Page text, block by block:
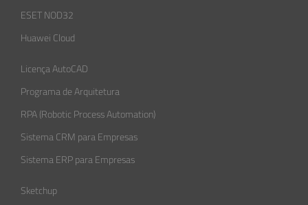
ESET NOD32
Huawei Cloud
Licença AutoCAD
Programa de Arquitetura
RPA (Robotic Process Automation)
Sistema CRM para Empresas
Sistema ERP para Empresas
Sketchup